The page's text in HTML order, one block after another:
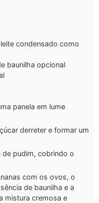
condensado como
baunilha opcional
panela em lume
derreter e formar um
de pudim, cobrindo o
com os ovos, o
de baunilha e a
mistura cremosa e